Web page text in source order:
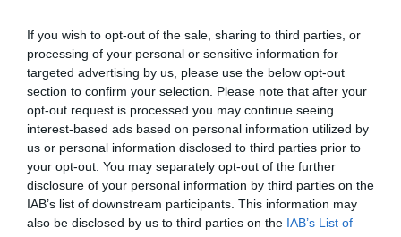
If you wish to opt-out of the sale, sharing to third parties, or
processing of your personal or sensitive information for
targeted advertising by us, please use the below opt-out
section to confirm your selection. Please note that after your
opt-out request is processed you may continue seeing
interest-based ads based on personal information utilized by
us or personal information disclosed to third parties prior to
your opt-out. You may separately opt-out of the further
disclosure of your personal information by third parties on the
IAB’s list of downstream participants. This information may
also be disclosed by us to third parties on the IAB’s List of
Jaa koskettava video myös ystävillesi! 🙂